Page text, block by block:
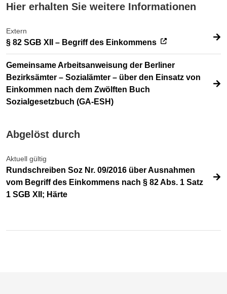
Hier erhalten Sie weitere Informationen
Extern
§ 82 SGB XII – Begriff des Einkommens
Gemeinsame Arbeitsanweisung der Berliner
Bezirksämter – Sozialämter – über den Einsatz von
Einkommen nach dem Zwölften Buch
Sozialgesetzbuch (GA-ESH)
Abgelöst durch
Aktuell gültig
Rundschreiben Soz Nr. 09/2016 über Ausnahmen
vom Begriff des Einkommens nach § 82 Abs. 1 Satz
1 SGB XII; Härte